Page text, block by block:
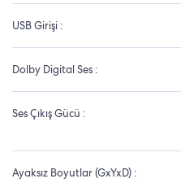
USB Girişi :
Dolby Digital Ses :
Ses Çıkış Gücü :
Ayaksız Boyutlar (GxYxD) :